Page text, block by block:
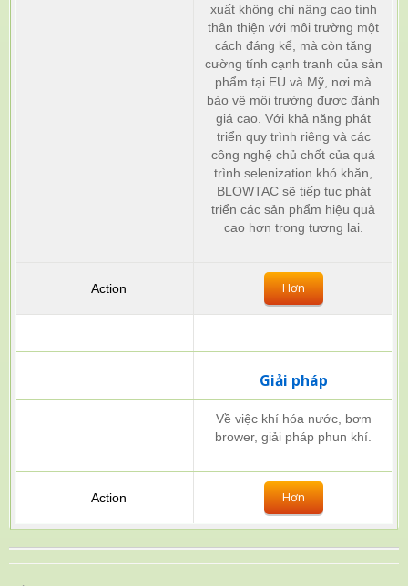
xuất không chỉ nâng cao tính
thân thiện với môi trường một
cách đáng kể, mà còn tăng
cường tính cạnh tranh của sản
phẩm tại EU và Mỹ, nơi mà
bảo vệ môi trường được đánh
giá cao. Với khả năng phát
triển quy trình riêng và các
công nghệ chủ chốt của quá
trình selenization khó khăn,
BLOWTAC sẽ tiếp tục phát
triển các sản phẩm hiệu quả
cao hơn trong tương lai.
Hơn
Giải pháp
Về việc khí hóa nước, bơm
brower, giải pháp phun khí.
Hơn